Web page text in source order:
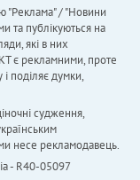
"Реклама" / "Новини
та публікуються на
які в них
є рекламними, проте
і поділяє думки,
судження,
несе рекламодавець.
- R40-05097